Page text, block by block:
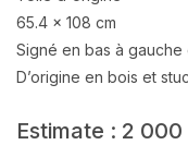
65.4 x 108 cm
Signé en bas à gauche
D’origine en bois et
Estimate : 2